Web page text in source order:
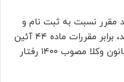
مقرر نسبت به ثبت نام و
تکمیل تقاضانامه اقدام ننموده باشند، برابر مقررات ماده ۴۴ آئین
نامه اجرائی لایحه قانونی استقلال کانون وکلا مصوب ۱۴۰۰ رفتار